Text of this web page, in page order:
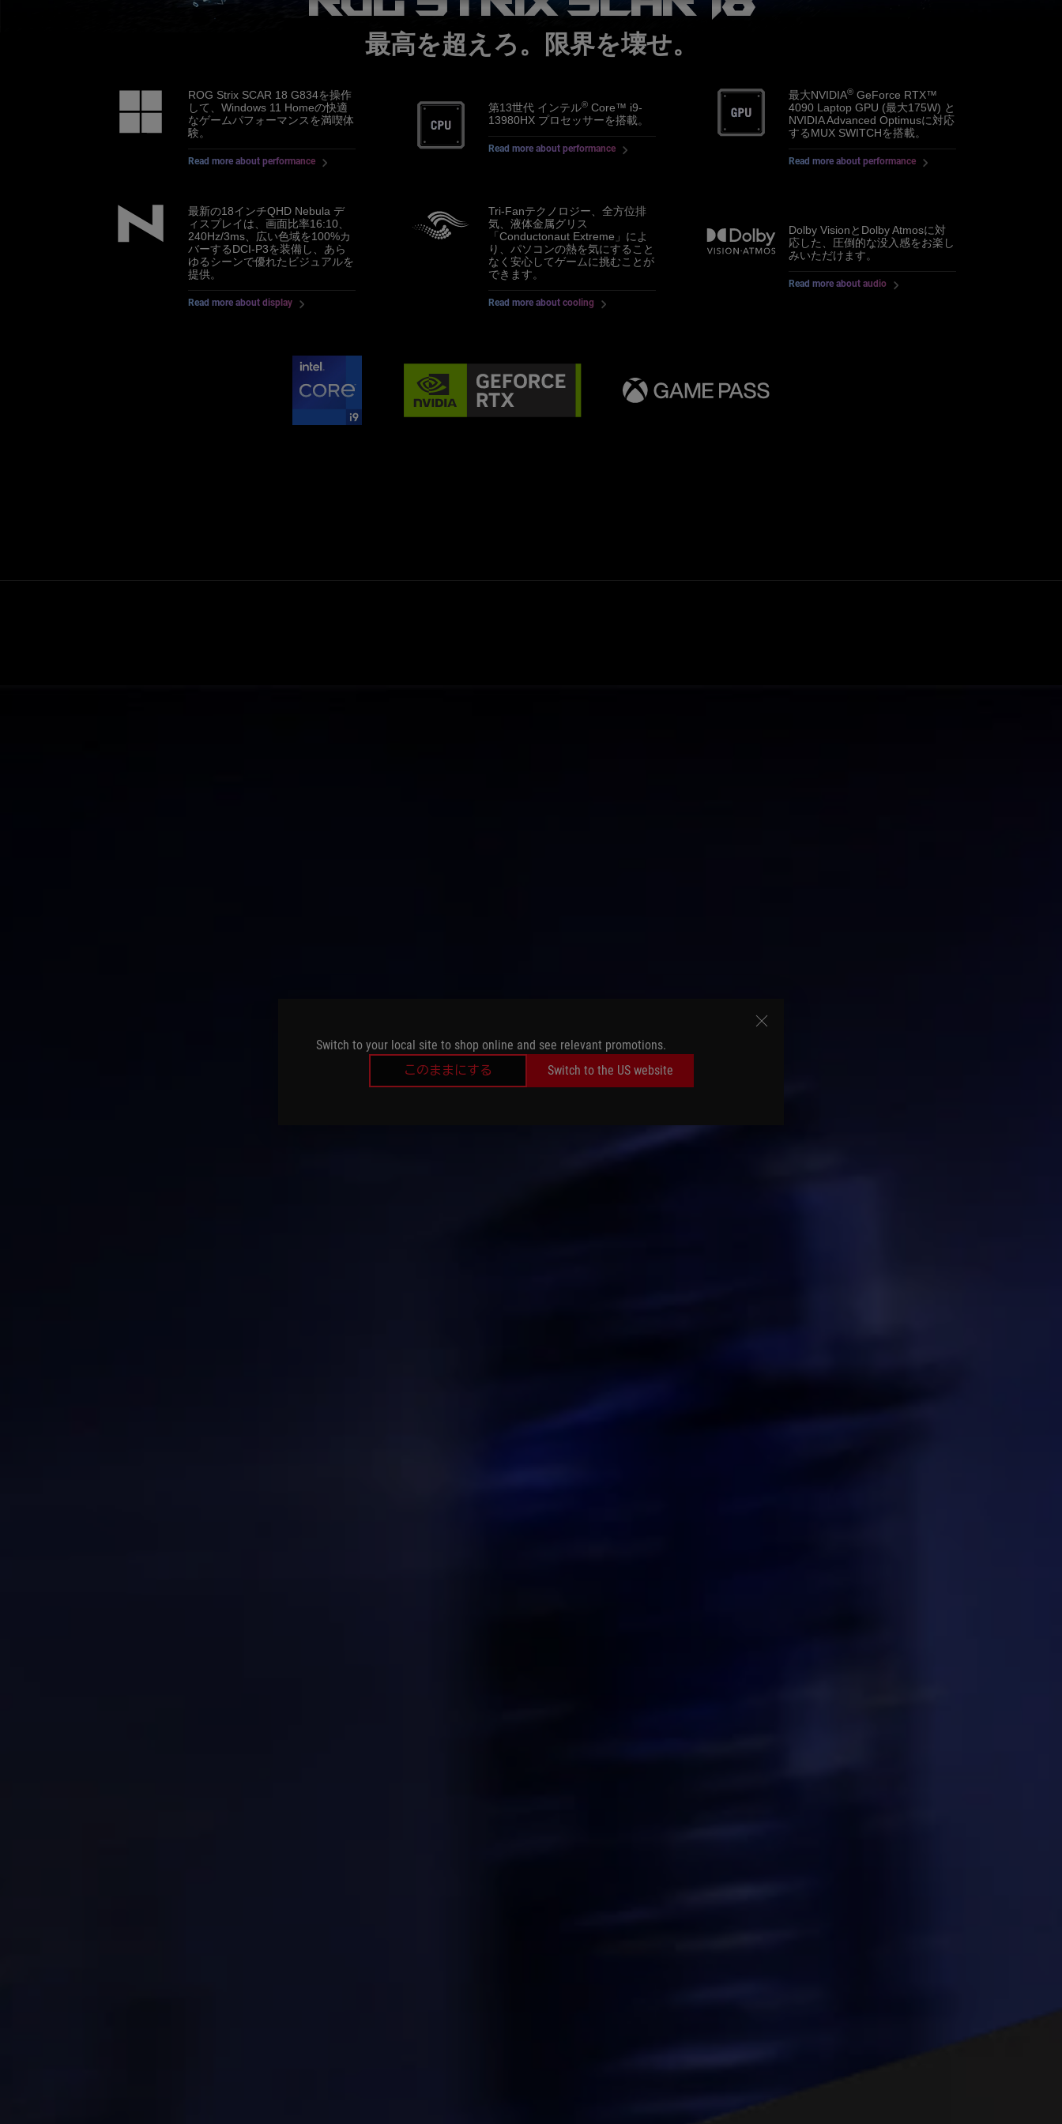
Switch to your local site to shop online and see relevant promotions.
このままにする
Switch to the US website
最高を超えろ。限界を壊せ。
ROG Strix SCAR 18 G834を操作
して、Windows 11 Homeの快適
なゲームパフォーマンスを満喫体
験。
Read more about performance
第13世代 インテル® Core™ i9-
13980HX プロセッサーを搭載。
Read more about performance
最大NVIDIA®GeForce RTX™
4090 Laptop GPU (最大175W) と
NVIDIA Advanced Optimusに対応
するMUX SWITCHを搭載。
Read more about performance
最新の18インチQHD Nebula デ
ィスプレイは、画面比率16:10、
240Hz/3ms、広い色域を100%カ
バーするDCI-P3を装備し、あら
ゆるシーンで優れたビジュアルを
提供。
Read more about display
Tri-Fanテクノロジー、全方位排
気、液体金属グリス
「Conductonaut Extreme」によ
り、パソコンの熱を気にすること
なく安心してゲームに挑むことが
できます。
Read more about cooling
Dolby VisionとDolby Atmosに対
応した、圧倒的な没入感をお楽し
みいただけます。
Read more about audio